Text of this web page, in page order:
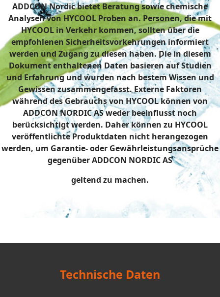
ADDCON Nordic bietet Beratung sowie chemische
Analysen von HYCOOL Proben an. Personen, die mit
HYCOOL in Verkehr kommen, sollten über die
empfohlenen Sicherheitsvorkehrungen informiert
werden und Zugang zu diesen haben. Die in diesem
Dokument enthaltenen Daten basieren auf Studien
und Erfahrung und wurden nach bestem Wissen und
Gewissen zusammengefasst. Externe Faktoren
während des Gebrauchs von HYCOOL können von
ADDCON NORDIC AS weder beeinflusst noch
berücksichtigt werden. Daher können zu HYCOOL
veröffentlichte Produktdaten nicht herangezogen
werden, um Garantie- oder Gewährleistungsansprüche
gegenüber ADDCON NORDIC AS
geltend zu machen.
Technische Daten